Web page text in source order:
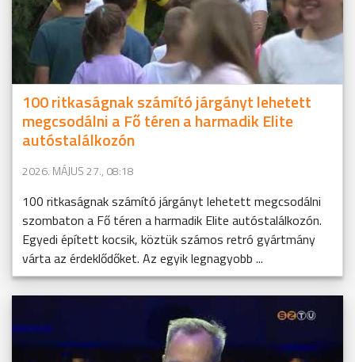
100 ritkaságnak számító járgányt lehetett
megcsodálni a Fő téren a harmadik Elite
autóstalálkozón
2026. MÁJUS 27., 08:18
100 ritkaságnak számító járgányt lehetett megcsodálni
szombaton a Fő téren a harmadik Elite autóstalálkozón.
Egyedi épített kocsik, köztük számos retró gyártmány
várta az érdeklődőket. Az egyik legnagyobb ...